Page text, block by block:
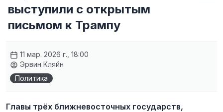
выступили с открытым
письмом к Трампу
11 мар. 2026 г., 18:00
Эрвин Кляйн
Политика
Главы трёх ближневосточных государств,